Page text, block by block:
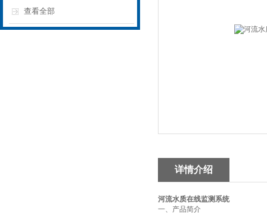
查看全部
详情介绍
河流水质在线监测系统
一、产品简介